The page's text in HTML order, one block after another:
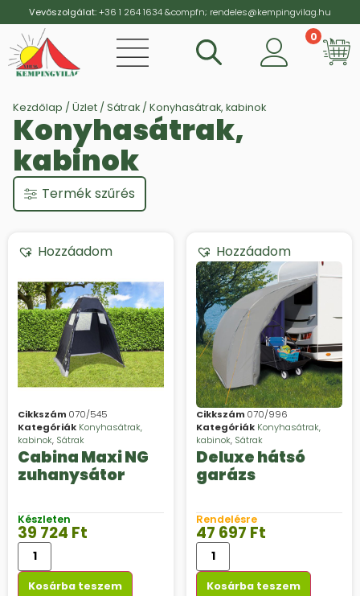
Vevőszolgálat:+36 1 264 1634&compfn; rendeles@kempingvilag.hu
0
Kezdőlap / Üzlet / Sátrak / Konyhasátrak, kabinok
Konyhasátrak,
kabinok
Termék szűrés
Hozzáadom
Cikkszám 070/545
Kategóriák Konyhasátrak,
kabinok, Sátrak
Cabina Maxi NG
zuhanysátor
Készleten
39 724 Ft
Kosárba teszem
Hozzáadom
Cikkszám 070/996
Kategóriák Konyhasátrak,
kabinok, Sátrak
Deluxe hátsó
garázs
Rendelésre
47 697 Ft
Kosárba teszem